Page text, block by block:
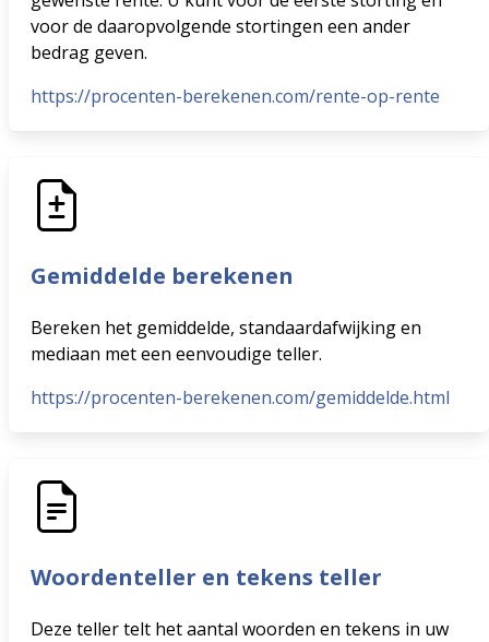
voor de daaropvolgende stortingen een ander
bedrag geven.
https://procenten-berekenen.com/rente-op-rente
Gemiddelde berekenen
Bereken het gemiddelde, standaardafwijking en
mediaan met een eenvoudige teller.
https://procenten-berekenen.com/gemiddelde.html
Woordenteller en tekens teller
Deze teller telt het aantal woorden en tekens in uw